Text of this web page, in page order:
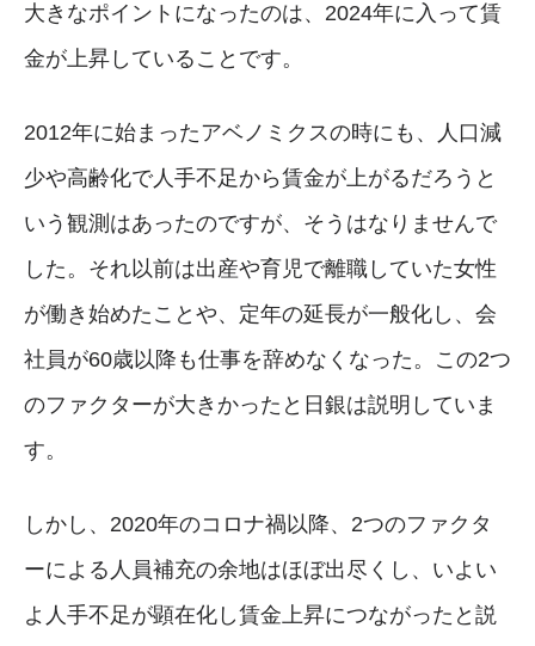
大きなポイントになったのは、2024年に入って賃
金が上昇していることです。
2012年に始まったアベノミクスの時にも、人口減
少や高齢化で人手不足から賃金が上がるだろうと
いう観測はあったのですが、そうはなりませんで
した。それ以前は出産や育児で離職していた女性
が働き始めたことや、定年の延長が一般化し、会
社員が60歳以降も仕事を辞めなくなった。この2つ
のファクターが大きかったと日銀は説明していま
す。
しかし、2020年のコロナ禍以降、2つのファクタ
ーによる人員補充の余地はほぼ出尽くし、いよい
よ人手不足が顕在化し賃金上昇につながったと説